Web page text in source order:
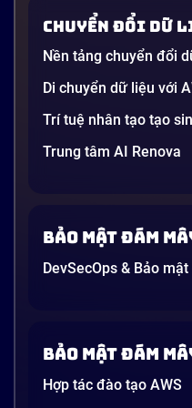
startup công nghệ.
dường như chỉ được
người […]
21 phút
Chuyển đổi dữ
Nền tảng chuyển đổi
Di chuyển dữ liệu với
Trí tuệ nhân tạo tạo
Trung tâm AI Renova
Bảo mật đám
DevSecOps & Bảo
Bảo mật đám
Hợp tác đào tạo AWS